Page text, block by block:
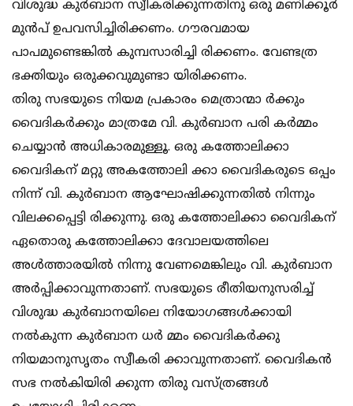
വിശുദ്ധ കുര്‍ബാന സ്വീകരിക്കുന്നതിനു ഒരു മണിക്കൂര്‍
മുന്‍പ് ഉപവസിച്ചിരിക്കണം. ഗൗരവമായ
പാപമുണ്ടെങ്കില്‍ കുമ്പസാരിച്ചി രിക്കണം. വേണ്ടത്ര
ഭക്തിയും ഒരുക്കവുമുണ്ടാ യിരിക്കണം.
തിരു സഭയുടെ നിയമ പ്രകാരം മെത്രാന്മാ ര്‍ക്കും
വൈദികര്‍ക്കും മാത്രമേ വി. കുര്‍ബാന പരി കര്‍മ്മം
ചെയ്യാന്‍ അധികാരമുള്ളൂ. ഒരു കത്തോലിക്കാ
വൈദികന് മറ്റു അകത്തോലി ക്കാ വൈദികരുടെ ഒപ്പം
നിന്ന് വി. കുര്‍ബാന ആഘോഷിക്കുന്നതില്‍ നിന്നും
വിലക്കപ്പെട്ടി രിക്കുന്നു. ഒരു കത്തോലിക്കാ വൈദികന്
ഏതൊരു കത്തോലിക്കാ ദേവാലയത്തിലെ
അള്‍ത്താരയില്‍ നിന്നു വേണമെങ്കിലും വി. കുര്‍ബാന
അര്‍പ്പിക്കാവുന്നതാണ്. സഭയുടെ രീതിയനുസരിച്ച്
വിശുദ്ധ കുര്‍ബാനയിലെ നിയോഗങ്ങള്‍ക്കായി
നല്‍കുന്ന കുര്‍ബാന ധര്‍ മ്മം വൈദികര്‍ക്കു
നിയമാനുസൃതം സ്വീകരി ക്കാവുന്നതാണ്. വൈദികന്‍
സഭ നല്‍കിയിരി ക്കുന്ന തിരു വസ്ത്രങ്ങള്‍